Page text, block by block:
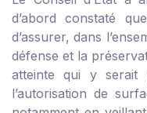
d’abord constaté
d’assurer, dans
défense et la
atteinte qui y serait
l’autorisation de